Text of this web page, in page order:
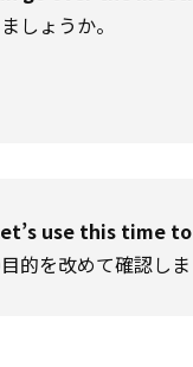
しょうか。
use this time
的を改めて確認しま